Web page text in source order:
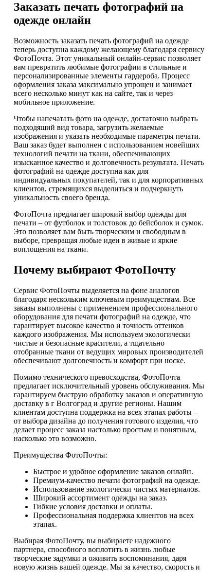
Заказать печать фотографий на
одежде онлайн
Возможность заказать печать фотографий на одежде
теперь доступна каждому желающему благодаря сервису
ФотоПочта. Этот уникальный онлайн-сервис позволяет
вам превратить любимые фотографии в стильные и
персонализированные элементы гардероба. Процесс
оформления заказа максимально упрощен и занимает
всего несколько минут как на сайте, так и через
мобильное приложение.
Чтобы напечатать фото на одежде, достаточно выбрать
подходящий вид товара, загрузить желаемые
изображения и указать необходимые параметры печати.
Ваш заказ будет выполнен с использованием новейших
технологий печати на ткани, обеспечивающих
изысканное качество и долговечность результата. Печать
фотографий на одежде доступна как для
индивидуальных покупателей, так и для корпоративных
клиентов, стремящихся выделиться и подчеркнуть
уникальность своего бренда.
ФотоПочта предлагает широкий выбор одежды для
печати – от футболок и толстовок до бейсболок и сумок.
Это позволяет вам быть творческим и свободным в
выборе, превращая любые идеи в живые и яркие
воплощения на ткани.
Почему выбирают ФотоПочту
Сервис ФотоПочты выделяется на фоне аналогов
благодаря нескольким ключевым преимуществам. Все
заказы выполнены с применением профессионального
оборудования для печати фотографий на одежде, что
гарантирует высокое качество и точность оттенков
каждого изображения. Мы используем экологически
чистые и безопасные красители, а тщательно
отобранные ткани от ведущих мировых производителей
обеспечивают долговечность и комфорт при носке.
Помимо технического превосходства, ФотоПочта
предлагает исключительный уровень обслуживания. Мы
гарантируем быструю обработку заказов и оперативную
доставку в г Волгоград и другие регионы. Нашим
клиентам доступна поддержка на всех этапах работы –
от выбора дизайна до получения готового изделия, что
делает процесс заказа настолько простым и понятным,
насколько это возможно.
Преимущества ФотоПочты:
Быстрое и удобное оформление заказов онлайн.
Премиум-качество печати фотографий на одежде.
Использование экологически чистых материалов.
Широкий ассортимент одежды на заказ.
Гибкие условия доставки и оплаты.
Профессиональная поддержка клиентов на всех
этапах.
Выбирая ФотоПочту, вы выбираете надежного
партнера, способного воплотить в жизнь любые
творческие задумки и оживить воспоминания, даря
новую жизнь вашей одежде. Мы за качество, скорость и